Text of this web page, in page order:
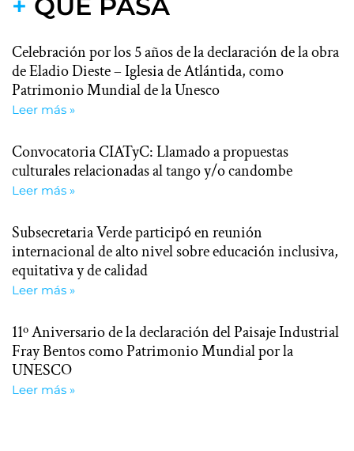
Celebración por los 5 años de la declaración de la obra
de Eladio Dieste – Iglesia de Atlántida, como
Patrimonio Mundial de la Unesco
Leer más »
Convocatoria CIATyC: Llamado a propuestas
culturales relacionadas al tango y/o candombe
Leer más »
Subsecretaria Verde participó en reunión
internacional de alto nivel sobre educación inclusiva,
equitativa y de calidad
Leer más »
11º Aniversario de la declaración del Paisaje Industrial
Fray Bentos como Patrimonio Mundial por la
UNESCO
Leer más »